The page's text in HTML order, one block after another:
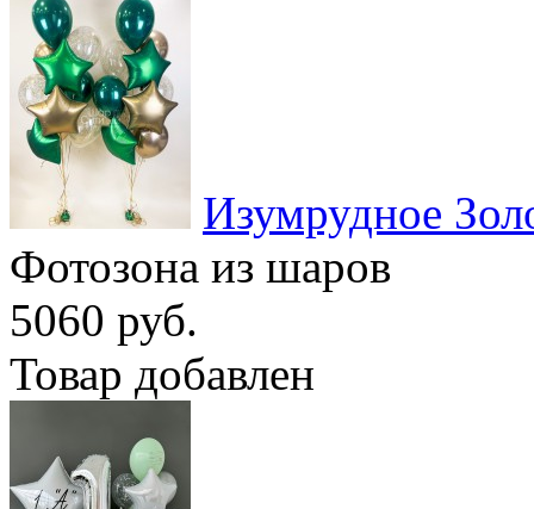
Изумрудное
Фотозона из шаров
5060 руб.
Товар добавлен